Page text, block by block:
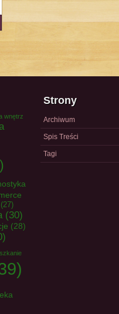
wnętrz
(27)
(30)
(28)
Strony
Archiwum
Spis Treści
Tagi